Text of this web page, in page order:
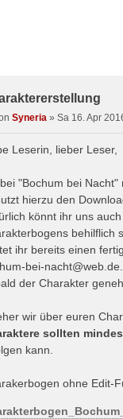
Syneria » Sa 16. Apr
Leserin, lieber Leser,
"Bochum bei
hierzu den
könnt ihr uns
behilflich
ihr bereits einen
bei-nacht@web.de
der Charakter
wir über euren
sollten
kann.
ohne Edit-